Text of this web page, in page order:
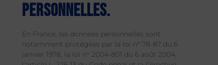
personnelles.
En France, les données personnelles sont
notamment protégées par la loi n° 78-87 du 6
janvier 1978, la loi n° 2004-801 du 6 août 2004,